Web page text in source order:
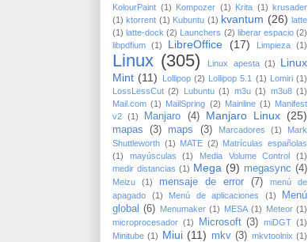
KolourPaint (1) Kompozer (1) Krita (1) krusader
(1) ktorrent (1) Kubuntu (1) kvantum (26) latte
(1) latte-dock (2) Launchers (2) liberar espacio (2)
libpdfium
(1) LibreOffice (17) Limpieza (1)
Linux (305) Linux apesta (1)
Linux
Mint (11) Lollipop (2) Lollipop 5.1 (1) Lomiri (1)
LossLessCut (2) Lubuntu (1) m3u (1) m3u8 (1)
Mail.com (1) MailSpring (2) Mainline (1) Manifest
v2 (1) Manjaro (4) Manjaro Linux (25)
mapas (3) maps (3) Marcadores (1)
Mark
Shuttleworth (1) MATE (2) Matrículas españolas
(1)
mayúsculas (1) Media Volume Control
(1)
medir distancias (1) Mega (9) megasync (4)
Meizu (1) mensaje de error (7)
menú de
apagado
(1) Menú de aplicaciones (1)
Menú
global (6) Menumaker (1) MESA (1) Meteor (1)
microprocesador (1) Microsoft (3) miDGT (1)
Minitube (1) Miui (11) mkv (3) mkvtoolnix (1)